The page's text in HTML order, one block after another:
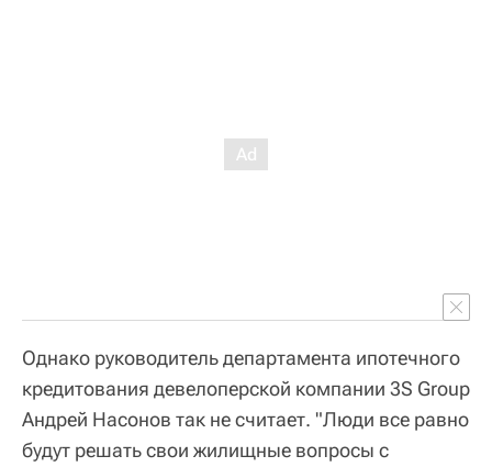
Однако руководитель департамента ипотечного
кредитования девелоперской компании 3S Group
Андрей Насонов так не считает. "Люди все равно
будут решать свои жилищные вопросы с